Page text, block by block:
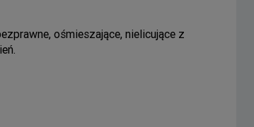
ośmieszające, nielicujące z